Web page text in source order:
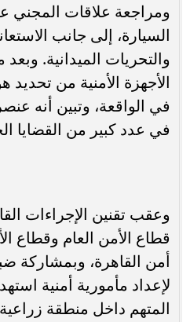
ومراجعة علاقات المجني
السيارة، إلى جانب
والتحريات الميدانية.
الأجهزة الأمنية من تحديد
في الواقعة، وتبين أنه
في عدد كبير من القضايا
وعقب تقنين الإجراءات
قطاع الأمن العام وقطاع
أمن القاهرة، وبمشاركة
لإعداد مأمورية أمنية
المتهم داخل منطقة